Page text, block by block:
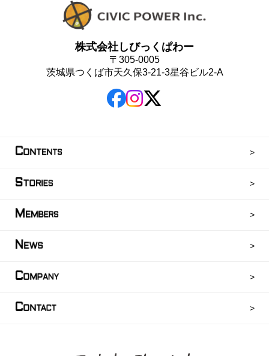
株式会社しびっくぱわー
〒305-0005
茨城県つくば市天久保3-21-3星谷ビル2-A
CONTENTS
STORIES
M EMBERS
N EWS
COMPANY
CONTACT